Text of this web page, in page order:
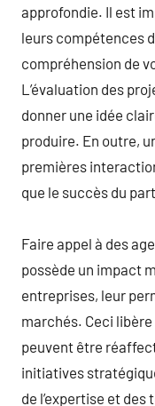
approfondie. Il est
leurs compétences
compréhension de
L’évaluation des
donner une idée
produire. En outre,
premières
que le succès du
Faire appel à des
possède un impact
entreprises, leur
marchés. Ceci libère
peuvent être
initiatives
de l’expertise et